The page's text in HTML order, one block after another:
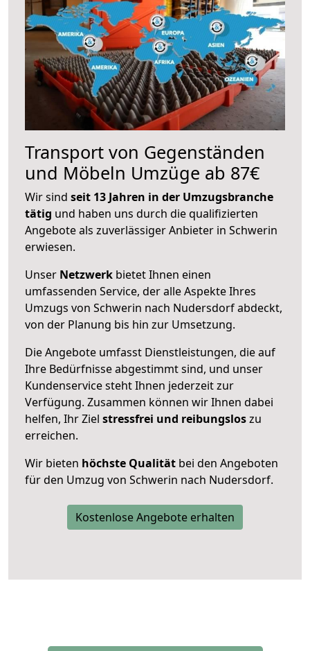
Transport von Gegenständen
und Möbeln Umzüge ab 87€
Wir sind seit 13 Jahren in der Umzugsbranche
tätig und haben uns durch die qualifizierten
Angebote als zuverlässiger Anbieter in Schwerin
erwiesen.
Unser Netzwerk bietet Ihnen einen
umfassenden Service, der alle Aspekte Ihres
Umzugs von Schwerin nach Nudersdorf abdeckt,
von der Planung bis hin zur Umsetzung.
Die Angebote umfasst Dienstleistungen, die auf
Ihre Bedürfnisse abgestimmt sind, und unser
Kundenservice steht Ihnen jederzeit zur
Verfügung. Zusammen können wir Ihnen dabei
helfen, Ihr Ziel stressfrei und reibungsloszu
erreichen.
Wir bieten höchste Qualität bei den Angeboten
für den Umzug von Schwerin nach Nudersdorf.
Kostenlose Angebote erhalten